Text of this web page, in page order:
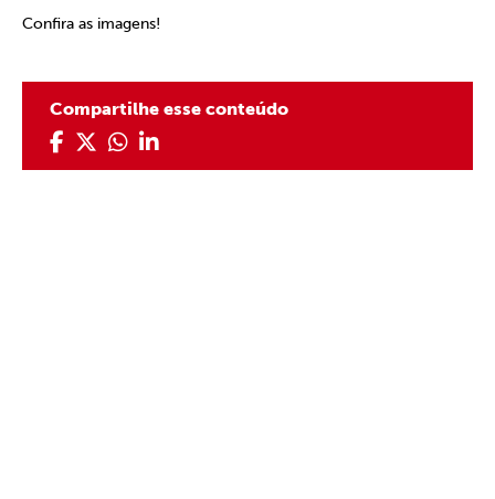
Confira as imagens!
Compartilhe esse conteúdo